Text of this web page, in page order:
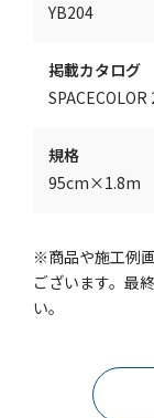
YB204
掲載カタログ
規格
95cm×1.8m
※商品や施工例
ございます。最
い。